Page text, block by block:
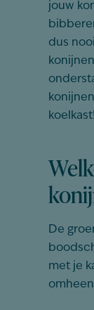
jouw
dus
koelkast!
De
met je